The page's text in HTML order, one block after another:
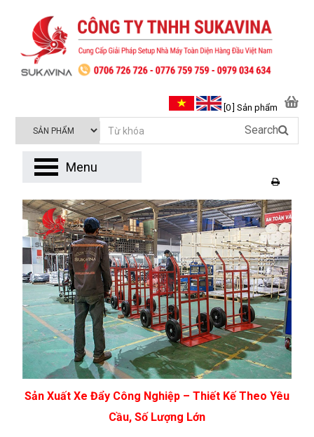
Sản Xuất Xe Đẩy Công Nghiệp – Thiết Kế Theo Yêu
Cầu, Số Lượng Lớn
[0 ] Sản phẩm
Search
Menu